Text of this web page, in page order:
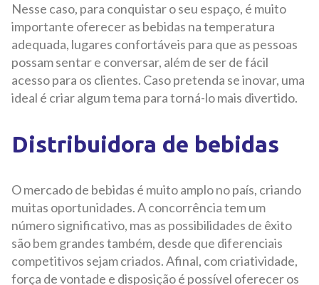
Nesse caso, para conquistar o seu espaço, é muito
importante oferecer as bebidas na temperatura
adequada, lugares confortáveis para que as pessoas
possam sentar e conversar, além de ser de fácil
acesso para os clientes. Caso pretenda se inovar, uma
ideal é criar algum tema para torná-lo mais divertido.
Distribuidora de bebidas
O mercado de bebidas é muito amplo no país, criando
muitas oportunidades. A concorrência tem um
número significativo, mas as possibilidades de êxito
são bem grandes também, desde que diferenciais
competitivos sejam criados. Afinal, com criatividade,
força de vontade e disposição é possível oferecer os